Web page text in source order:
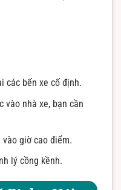
các bến xe cố định.
vào nhà xe, bạn cần
giờ cao điểm.
lý cồng kềnh.